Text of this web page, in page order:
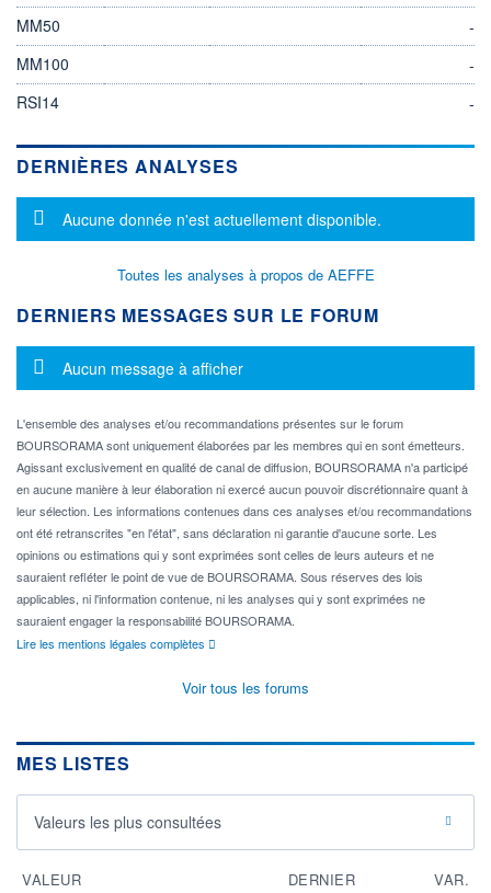
MM50
-
MM100
-
RSI14
-
DERNIÈRES ANALYSES
Message d'information
Aucune donnée n'est actuellement disponible.
Toutes les analyses à propos de AEFFE
DERNIERS MESSAGES SUR LE FORUM
Message d'information
Aucun message à afficher
L'ensemble des analyses et/ou recommandations présentes sur le forum
BOURSORAMA sont uniquement élaborées par les membres qui en sont émetteurs.
Agissant exclusivement en qualité de canal de diffusion, BOURSORAMA n'a participé
en aucune manière à leur élaboration ni exercé aucun pouvoir discrétionnaire quant à
leur sélection. Les informations contenues dans ces analyses et/ou recommandations
ont été retranscrites "en l'état", sans déclaration ni garantie d'aucune sorte. Les
opinions ou estimations qui y sont exprimées sont celles de leurs auteurs et ne
sauraient refléter le point de vue de BOURSORAMA. Sous réserves des lois
applicables, ni l'information contenue, ni les analyses qui y sont exprimées ne
sauraient engager la responsabilité BOURSORAMA.
Lire les mentions légales complètes
Voir tous les forums
MES LISTES
Valeurs les plus consultées
VALEUR DERNIER VAR.